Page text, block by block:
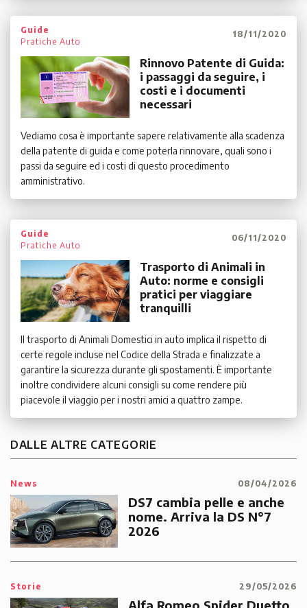
Guide
Pratiche Auto
18/11/2020
Rinnovo Patente di Guida:
i passaggi da seguire, i
costi e i documenti
necessari
Vediamo cosa è importante sapere relativamente alla scadenza
della patente di guida e come poterla rinnovare, quali sono i
passi da seguire ed i costi di questo procedimento
amministrativo.
Guide
Pratiche Auto
06/11/2020
Trasporto di Animali in
Auto: norme e consigli
pratici per viaggiare
tranquilli
Il trasporto di Animali Domestici in auto implica il rispetto di
certe regole incluse nel Codice della Strada e finalizzate a
garantire la sicurezza durante gli spostamenti. È importante
inoltre condividere alcuni consigli su come rendere più
piacevole il viaggio per i nostri amici a quattro zampe.
DALLE ALTRE CATEGORIE
News 08/04/2026
DS7 cambia pelle e anche
nome. Arriva la DS N°7
2026
Storie 29/05/2026